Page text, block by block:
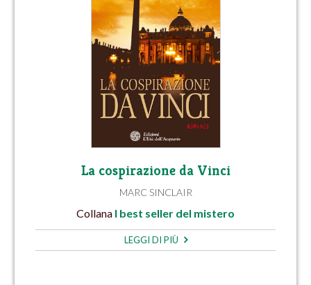
La cospirazione da Vinci
MARC SINCLAIR
Collana I best seller del mistero
LEGGI DI PIÙ